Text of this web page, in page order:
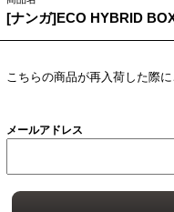
[ナンガ]ECO HYBRID
こちらの商品が再入荷した際
メールアドレス